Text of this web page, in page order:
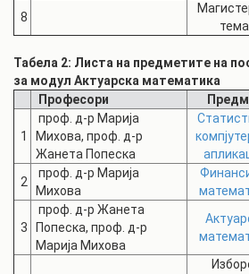
8
тема
Табела 2: Листа на предметите на
за модул Актуарска математика
Професори
1
проф. д-р Марија
Михова, проф. д-р
Жанета Попеска
2
проф. д-р Марија
Михова
3
проф. д-р Жанета
Попеска, проф. д-р
Марија Михова